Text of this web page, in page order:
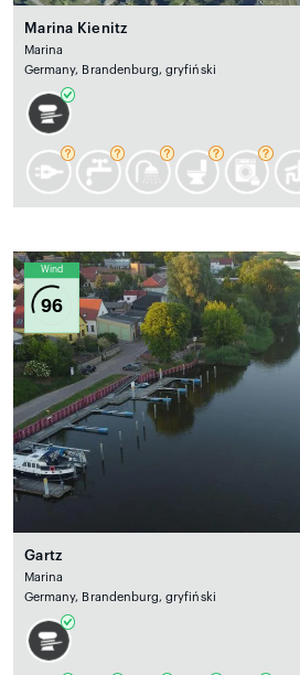
Marina Kienitz
Marina
Germany, Brandenburg, gryfiński
Wind
96
Gartz
Marina
Germany, Brandenburg, gryfiński